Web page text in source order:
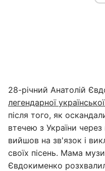
28-річний Анатолій
легендарної
після того, як
втечею з України
вийшов на зв'язок і
своїх пісень. Мама
Євдокименко